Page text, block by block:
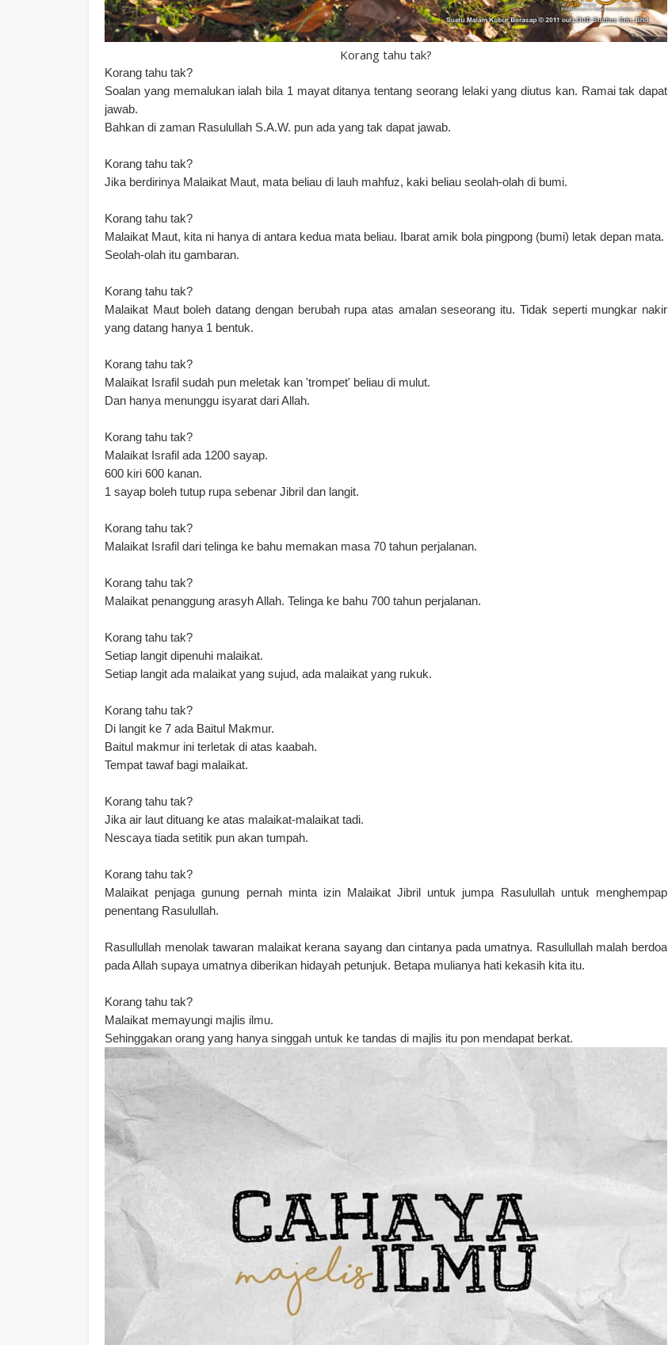
Korang tahu tak?
Korang tahu tak?
Soalan yang memalukan ialah bila 1 mayat ditanya tentang seorang lelaki yang diutus kan. Ramai tak dapat
jawab.
Bahkan di zaman Rasulullah S.A.W. pun ada yang tak dapat jawab.
Korang tahu tak?
Jika berdirinya Malaikat Maut, mata beliau di lauh mahfuz, kaki beliau seolah-olah di bumi.
Korang tahu tak?
Malaikat Maut, kita ni hanya di antara kedua mata beliau. Ibarat amik bola pingpong (bumi) letak depan mata.
Seolah-olah itu gambaran.
Korang tahu tak?
Malaikat Maut boleh datang dengan berubah rupa atas amalan seseorang itu. Tidak seperti mungkar nakir
yang datang hanya 1 bentuk.
Korang tahu tak?
Malaikat Israfil sudah pun meletak kan 'trompet' beliau di mulut.
Dan hanya menunggu isyarat dari Allah.
Korang tahu tak?
Malaikat Israfil ada 1200 sayap.
600 kiri 600 kanan.
1 sayap boleh tutup rupa sebenar Jibril dan langit.
Korang tahu tak?
Malaikat Israfil dari telinga ke bahu memakan masa 70 tahun perjalanan.
Korang tahu tak?
Malaikat penanggung arasyh Allah. Telinga ke bahu 700 tahun perjalanan.
Korang tahu tak?
Setiap langit dipenuhi malaikat.
Setiap langit ada malaikat yang sujud, ada malaikat yang rukuk.
Korang tahu tak?
Di langit ke 7 ada Baitul Makmur.
Baitul makmur ini terletak di atas kaabah.
Tempat tawaf bagi malaikat.
Korang tahu tak?
Jika air laut dituang ke atas malaikat-malaikat tadi.
Nescaya tiada setitik pun akan tumpah.
Korang tahu tak?
Malaikat penjaga gunung pernah minta izin Malaikat Jibril untuk jumpa Rasulullah untuk menghempap
penentang Rasulullah.
Rasullullah menolak tawaran malaikat kerana sayang dan cintanya pada umatnya. Rasullullah malah berdoa
pada Allah supaya umatnya diberikan hidayah petunjuk. Betapa mulianya hati kekasih kita itu.
Korang tahu tak?
Malaikat memayungi majlis ilmu.
Sehinggakan orang yang hanya singgah untuk ke tandas di majlis itu pon mendapat berkat.